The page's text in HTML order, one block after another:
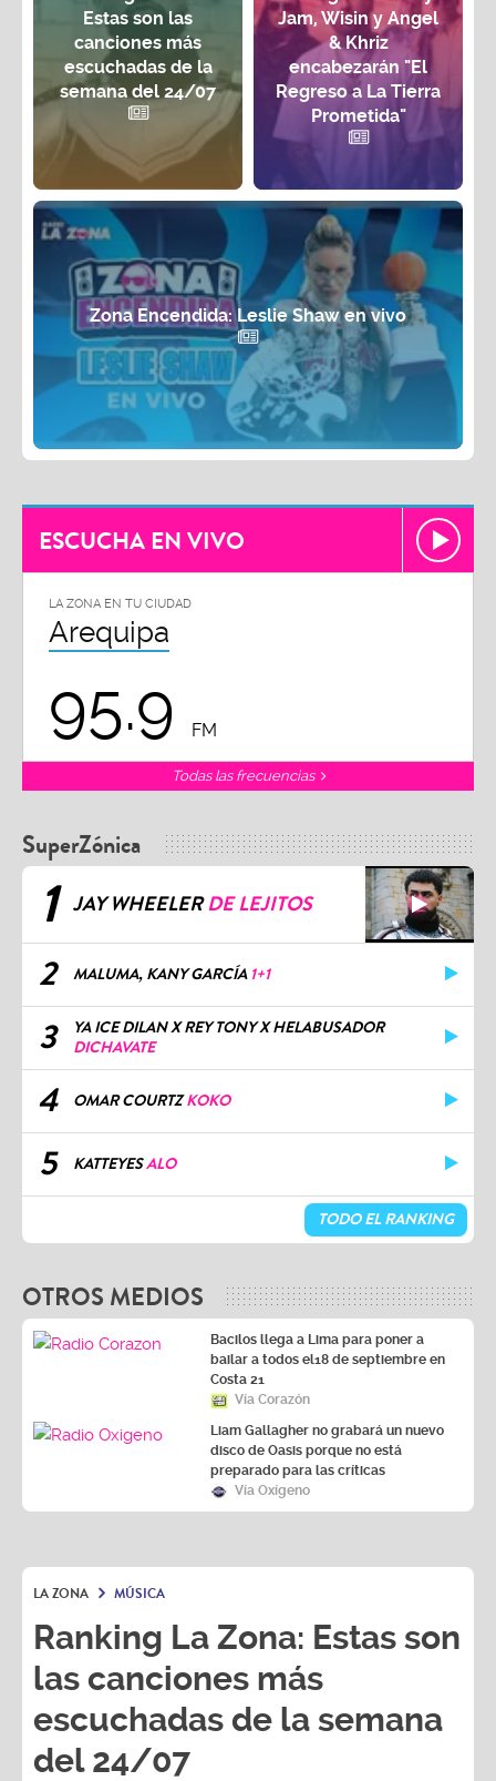
Estas son las
canciones más
escuchadas de la
semana del 24/07
Jam, Wisin y Angel
& Khriz
encabezarán "El
Regreso a La Tierra
Prometida"
Zona Encendida: Leslie Shaw en vivo
ESCUCHA EN VIVO
LA ZONA EN TU CIUDAD
Arequipa
95.9 FM
Todas las frecuencias
SuperZónica
1 JAY WHEELERDE LEJITOS
2 MALUMA, KANY GARCÍA 1+1
3
YA ICE DILAN X REY TONY X HELABUSADOR
DICHAVATE
4 OMAR COURTZKOKO
5 KATTEYESALO
TODO EL RANKING
OTROS MEDIOS
Bacilos llega a Lima para poner a
bailar a todos el18 de septiembre en
Costa 21
Vía Corazón
Liam Gallagher no grabará un nuevo
disco de Oasis porque no está
preparado para las críticas
Vía Oxígeno
LA ZONA MÚSICA
Ranking La Zona: Estas son
las canciones más
escuchadas de la semana
del 24/07